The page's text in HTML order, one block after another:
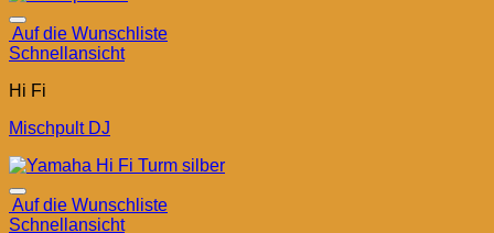
Auf die Wunschliste
Schnellansicht
Hi Fi
Mischpult DJ
Auf die Wunschliste
Schnellansicht